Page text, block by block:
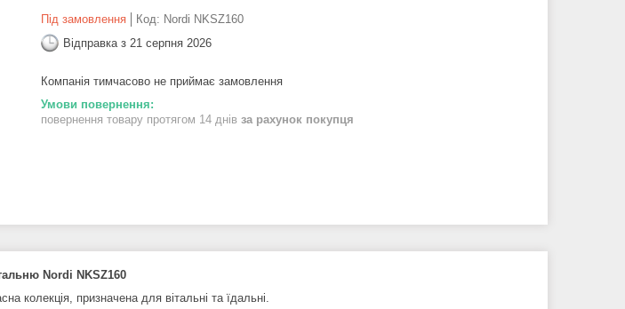
Під замовлення Код: Nordi NKSZ160
Відправка з 21 серпня 2026
Компанія тимчасово не приймає замовлення
повернення товару протягом 14 днів за рахунок покупця
Nordi NKSZ160
колекція, призначена для вітальні та їдальні.